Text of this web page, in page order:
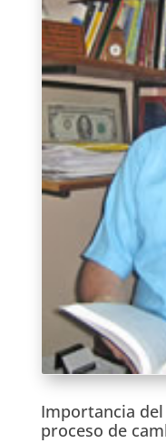
Importancia del
proceso de